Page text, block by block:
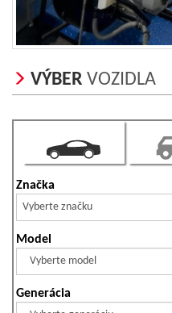
VÝBER VOZIDLA
Značka
Vyberte značku
Model
Generácia